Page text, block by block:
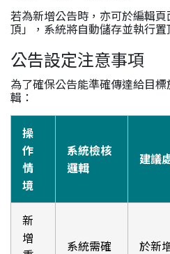
若為新增公告時，亦可於編輯
頂」，系統將自動儲存並執行置
公告設定注意事項
為了確保公告能準確傳達給目
輯：
操
作
情
境
系統檢核
邏輯
建議
新
增
系統需確
於新